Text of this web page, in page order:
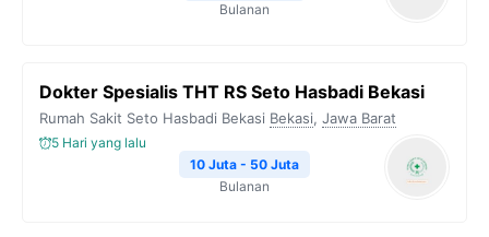
Bulanan
Dokter Spesialis THT RS Seto Hasbadi Bekasi
Rumah Sakit Seto Hasbadi Bekasi Bekasi, Jawa Barat
5 Hari yang lalu
10 Juta - 50 Juta
Bulanan